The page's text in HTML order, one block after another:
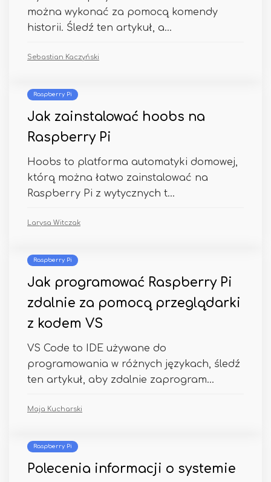
można wykonać za pomocą komendy
historii. Śledź ten artykuł, a...
Sebastian Kaczyński
Raspberry Pi
Jak zainstalować hoobs na
Raspberry Pi
Hoobs to platforma automatyki domowej,
którą można łatwo zainstalować na
Raspberry Pi z wytycznych t...
Larysa Witczak
Raspberry Pi
Jak programować Raspberry Pi
zdalnie za pomocą przeglądarki
z kodem VS
VS Code to IDE używane do
programowania w różnych językach, śledź
ten artykuł, aby zdalnie zaprogram...
Maja Kucharski
Raspberry Pi
Polecenia informacji o systemie